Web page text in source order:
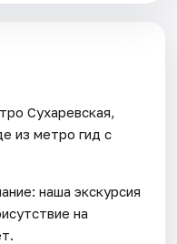
Сухаревская,
из метро гид с
наша экскурсия
на